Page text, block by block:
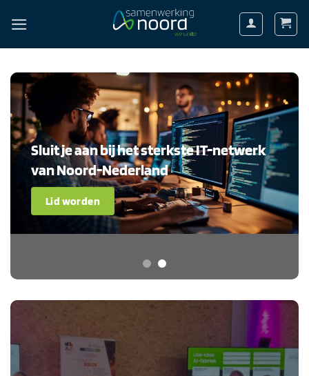
naar
Sluit je aan bij het sterkste IT-netwerk
van Noord-Nederland
Lid worden